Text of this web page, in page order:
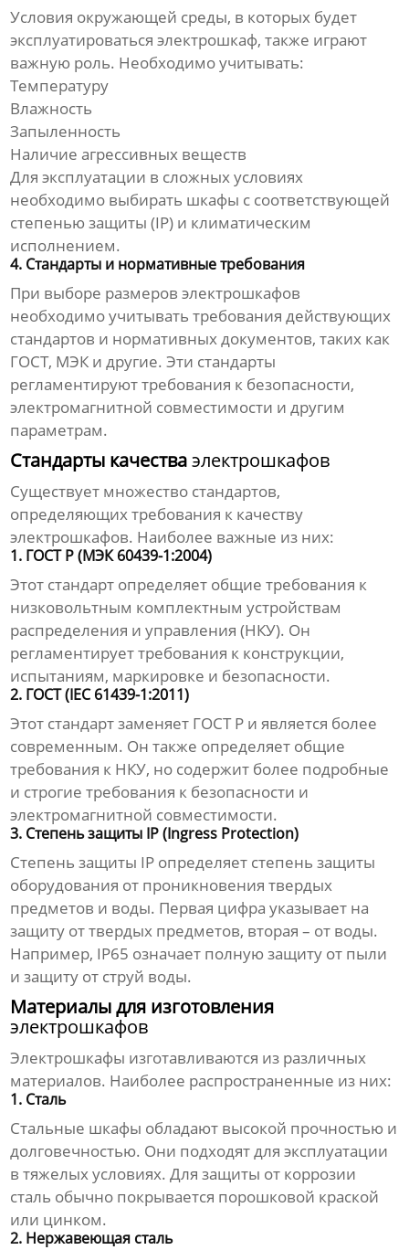
Условия окружающей среды, в которых будет
эксплуатироваться электрошкаф, также играют
важную роль. Необходимо учитывать:
Температуру
Влажность
Запыленность
Наличие агрессивных веществ
Для эксплуатации в сложных условиях
необходимо выбирать шкафы с соответствующей
степенью защиты (IP) и климатическим
исполнением.
4. Стандарты и нормативные требования
При выборе размеров электрошкафов
необходимо учитывать требования действующих
стандартов и нормативных документов, таких как
ГОСТ, МЭК и другие. Эти стандарты
регламентируют требования к безопасности,
электромагнитной совместимости и другим
параметрам.
Стандарты качестваэлектрошкафов
Существует множество стандартов,
определяющих требования к качеству
электрошкафов. Наиболее важные из них:
1. ГОСТ Р (МЭК 60439-1:2004)
Этот стандарт определяет общие требования к
низковольтным комплектным устройствам
распределения и управления (НКУ). Он
регламентирует требования к конструкции,
испытаниям, маркировке и безопасности.
2. ГОСТ (IEC 61439-1:2011)
Этот стандарт заменяет ГОСТ Р и является более
современным. Он также определяет общие
требования к НКУ, но содержит более подробные
и строгие требования к безопасности и
электромагнитной совместимости.
3. Степень защиты IP (Ingress Protection)
Степень защиты IP определяет степень защиты
оборудования от проникновения твердых
предметов и воды. Первая цифра указывает на
защиту от твердых предметов, вторая – от воды.
Например, IP65 означает полную защиту от пыли
и защиту от струй воды.
Материалы для изготовления
электрошкафов
Электрошкафы изготавливаются из различных
материалов. Наиболее распространенные из них:
1. Сталь
Стальные шкафы обладают высокой прочностью и
долговечностью. Они подходят для эксплуатации
в тяжелых условиях. Для защиты от коррозии
сталь обычно покрывается порошковой краской
или цинком.
2. Нержавеющая сталь